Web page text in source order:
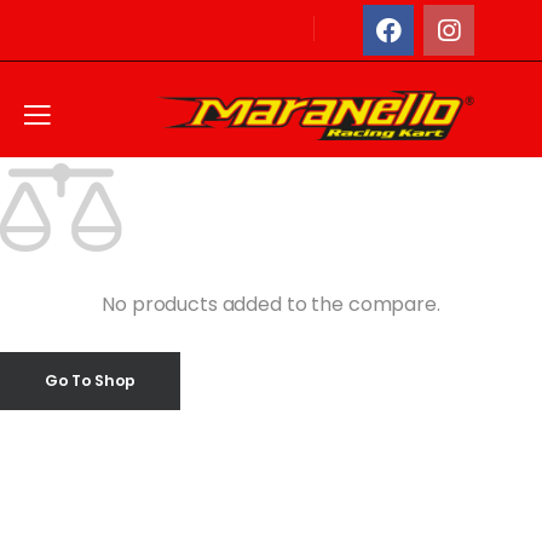
No products added to the compare.
Go To Shop